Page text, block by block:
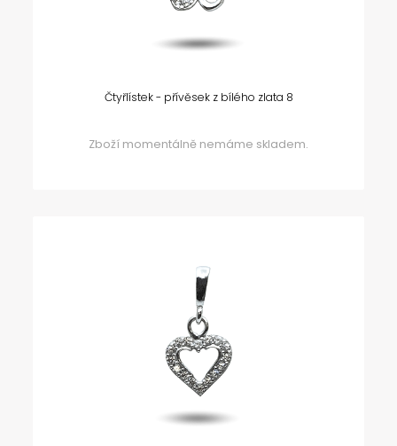
Čtyřlístek - přívěsek z bílého zlata 8
Zboží momentálně nemáme skladem.